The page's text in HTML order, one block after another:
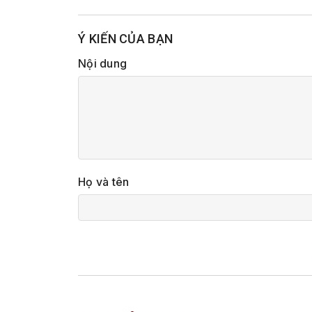
Ý KIẾN CỦA BẠN
Nội dung
Họ và tên